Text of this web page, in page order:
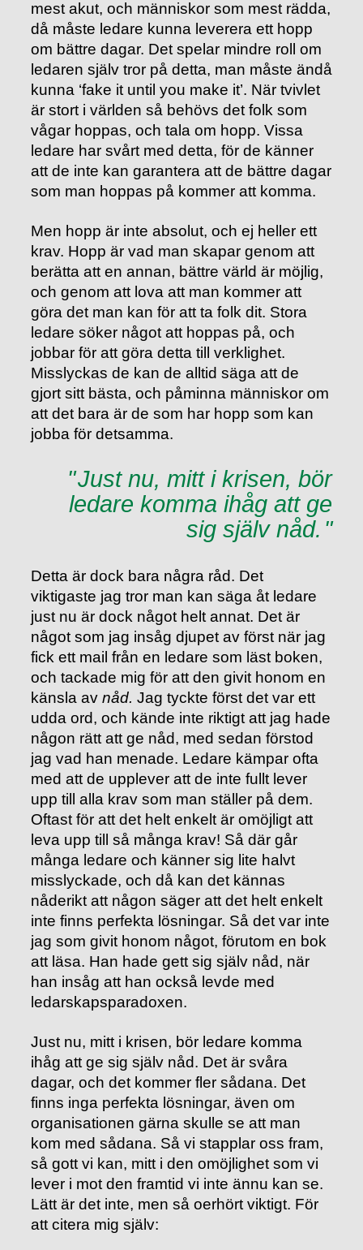
mest akut, och människor som mest rädda,
då måste ledare kunna leverera ett hopp
om bättre dagar. Det spelar mindre roll om
ledaren själv tror på detta, man måste ändå
kunna ‘fake it until you make it’. När tvivlet
är stort i världen så behövs det folk som
vågar hoppas, och tala om hopp. Vissa
ledare har svårt med detta, för de känner
att de inte kan garantera att de bättre dagar
som man hoppas på kommer att komma.
Men hopp är inte absolut, och ej heller ett
krav. Hopp är vad man skapar genom att
berätta att en annan, bättre värld är möjlig,
och genom att lova att man kommer att
göra det man kan för att ta folk dit. Stora
ledare söker något att hoppas på, och
jobbar för att göra detta till verklighet.
Misslyckas de kan de alltid säga att de
gjort sitt bästa, och påminna människor om
att det bara är de som har hopp som kan
jobba för detsamma.
Just nu, mitt i krisen, bör
ledare komma ihåg att ge
sig själv nåd.
Detta är dock bara några råd. Det
viktigaste jag tror man kan säga åt ledare
just nu är dock något helt annat. Det är
något som jag insåg djupet av först när jag
fick ett mail från en ledare som läst boken,
och tackade mig för att den givit honom en
känsla av nåd. Jag tyckte först det var ett
udda ord, och kände inte riktigt att jag hade
någon rätt att ge nåd, med sedan förstod
jag vad han menade. Ledare kämpar ofta
med att de upplever att de inte fullt lever
upp till alla krav som man ställer på dem.
Oftast för att det helt enkelt är omöjligt att
leva upp till så många krav! Så där går
många ledare och känner sig lite halvt
misslyckade, och då kan det kännas
nåderikt att någon säger att det helt enkelt
inte finns perfekta lösningar. Så det var inte
jag som givit honom något, förutom en bok
att läsa. Han hade gett sig själv nåd, när
han insåg att han också levde med
ledarskapsparadoxen.
Just nu, mitt i krisen, bör ledare komma
ihåg att ge sig själv nåd. Det är svåra
dagar, och det kommer fler sådana. Det
finns inga perfekta lösningar, även om
organisationen gärna skulle se att man
kom med sådana. Så vi stapplar oss fram,
så gott vi kan, mitt i den omöjlighet som vi
lever i mot den framtid vi inte ännu kan se.
Lätt är det inte, men så oerhört viktigt. För
att citera mig själv: